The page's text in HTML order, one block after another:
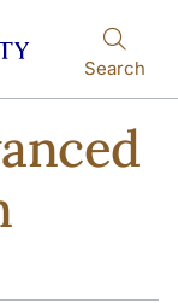
Search